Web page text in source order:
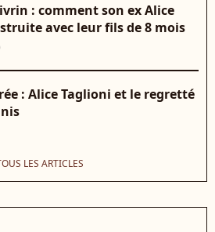
: comment son ex Alice
avec leur fils de 8 mois
: Alice Taglioni et le regretté
LES ARTICLES